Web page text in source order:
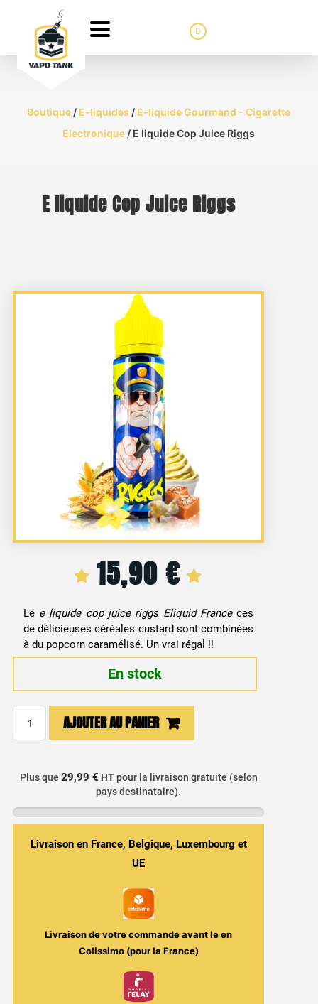
0
Boutique / E-liquides / E-liquide Gourmand - Cigarette
Electronique / E liquide Cop Juice Riggs
E liquide Cop Juice Riggs
15,90€
Le e liquide cop juice riggs Eliquid Franceces
de délicieuses céréales custard sont combinées
à du popcorn caramélisé. Un vrai régal !!
En stock
Riggs
AJOUTER AU PANIER
Plus que 29,99 € HTpour la livraison gratuite (selon
pays destinataire).
Livraison en France, Belgique, Luxembourg et
UE
Livraison de votre commande avant leen
Colissimo (pour la France)